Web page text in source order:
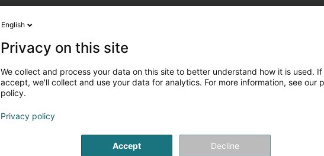
English
Privacy on this site
We collect and process your data on this site to better understand how it is used. If
accept, we'll collect and use your data for analytics. For more information, see our
policy.
Privacy policy
Accept Decline